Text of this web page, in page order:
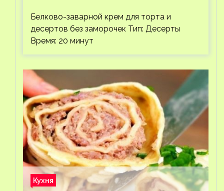
Белково-заварной крем для торта и
десертов без заморочек Тип: Десерты
Время: 20 минут
Кухня